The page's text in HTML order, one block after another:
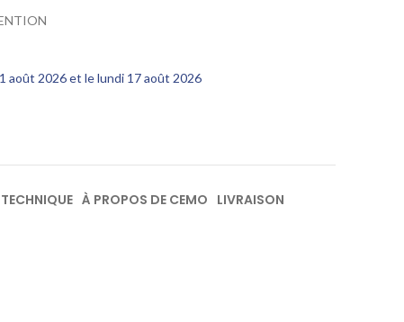
août 2026 et le lundi 17 août 2026
À PROPOS DE CEMO LIVRAISON